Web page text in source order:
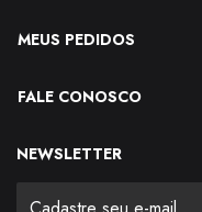
MEUS PEDIDOS
FALE CONOSCO
NEWSLETTER